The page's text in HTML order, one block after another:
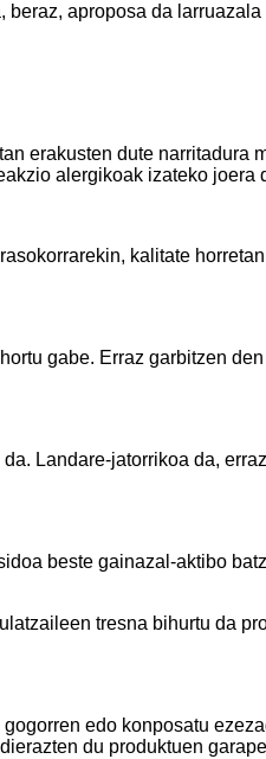
aproposa da
erakusten dute narritadura
alergikoak izateko joera
kalitate
gabe. Erraz garbitzen
Landare-jatorrikoa da,
beste gainazal-aktibo
tresna bihurtu da
edo konposatu
du produktuen